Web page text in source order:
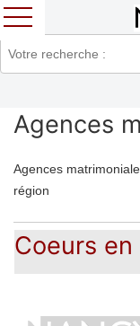
Agences
Agences
région
Coeurs